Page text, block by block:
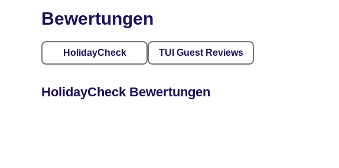
Bewertungen
HolidayCheck TUI Guest Reviews
HolidayCheck Bewertungen